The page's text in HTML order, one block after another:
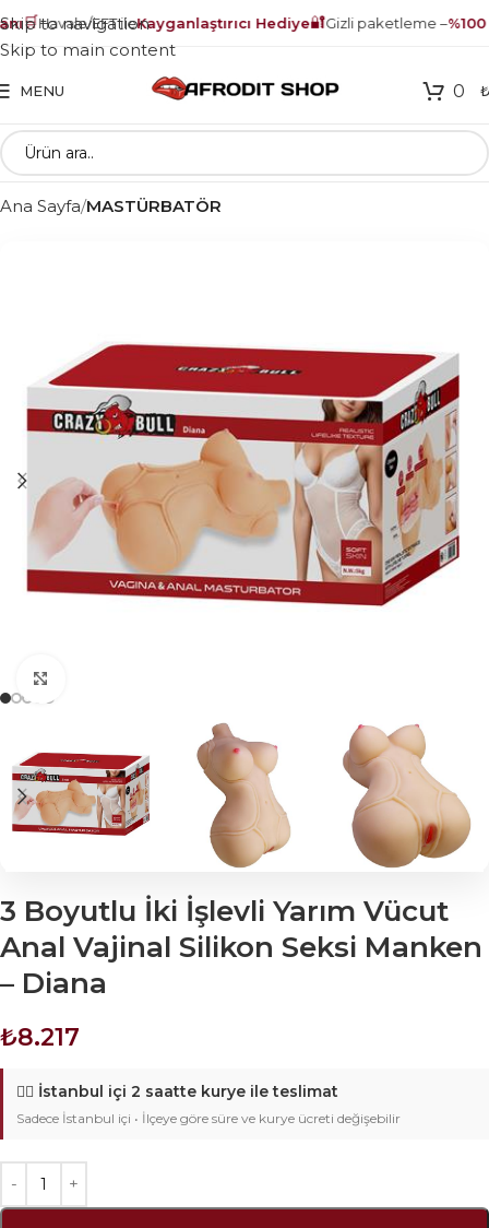
🛒Havale/EFT ileKayganlaştırıcı Hediye🔐Gizli paketleme –%100
Skip to navigation
Skip to main content
MENU 0 ₺
Ana Sayfa MASTÜRBATÖR
3 Boyutlu İki İşlevli Yarım Vücut
Anal Vajinal Silikon Seksi Manken
– Diana
₺8.217
🚴‍♂️ İstanbul içi 2 saatte kurye ile teslimat
Sadece İstanbul içi • İlçeye göre süre ve kurye ücreti değişebilir